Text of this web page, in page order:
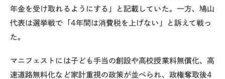
年金を受け取れるようにする」と記載していた。一方、鳩山
代表は選挙戦で「 4年間は消費税を上げない」と訴えて戦っ
た。
マニフェストには子ども手当の創設や高校授業料無償化、高
速道路無料化など家計重視の政策が並べられ、政権奪取後4